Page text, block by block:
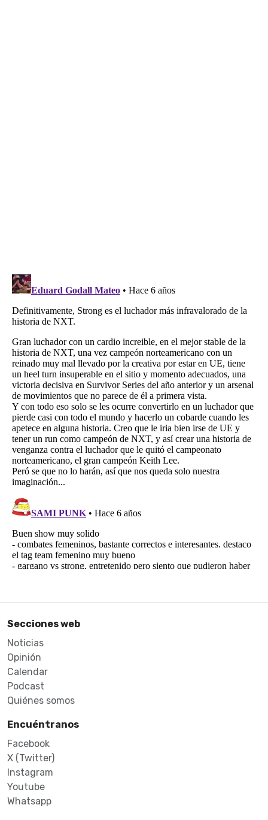
Secciones web
Noticias
Opinión
Calendar
Podcast
Quiénes somos
Encuéntranos
Facebook
X (Twitter)
Instagram
Youtube
Whatsapp